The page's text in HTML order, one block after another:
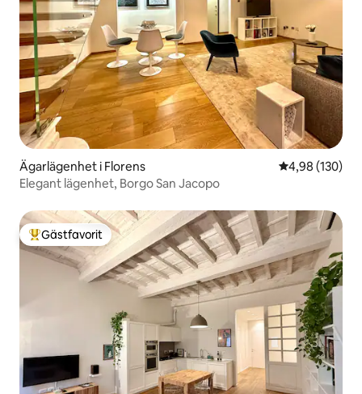
Ägarlägenhet i Florens 4,98 av 5 i
4,98 (130)
Elegant lägenhet, Borgo San Jacopo
Populär gästfavorit
Gästfavorit